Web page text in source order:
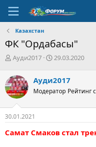
Казахстан
ФК "Ордабасы"
А
т
о
р
т
е
м
Ауди2017
Д
а
н
ч
а
29.03.2020
Ауди2017
Модератор Рейтинг
30.01.2021
Самат Смаков стал